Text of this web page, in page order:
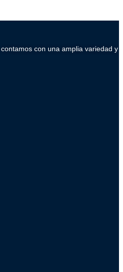
con una amplia variedad y